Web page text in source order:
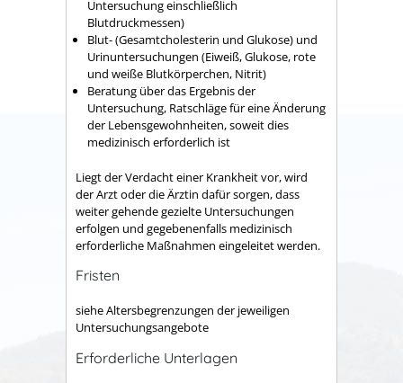
Untersuchung einschließlich
Blutdruckmessen)
Blut- (Gesamtcholesterin und Glukose) und
Urinuntersuchungen (Eiweiß, Glukose, rote
und weiße Blutkörperchen, Nitrit)
Beratung über das Ergebnis der
Untersuchung, Ratschläge für eine Änderung
der Lebensgewohnheiten, soweit dies
medizinisch erforderlich ist
Liegt der Verdacht einer Krankheit vor, wird
der Arzt oder die Ärztin dafür sorgen, dass
weiter gehende gezielte Untersuchungen
erfolgen und gegebenenfalls medizinisch
erforderliche Maßnahmen eingeleitet werden.
Fristen
siehe Altersbegrenzungen der jeweiligen
Untersuchungsangebote
Erforderliche Unterlagen